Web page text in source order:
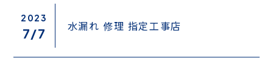
2023
7/7 水漏れ 修理 指定工事店